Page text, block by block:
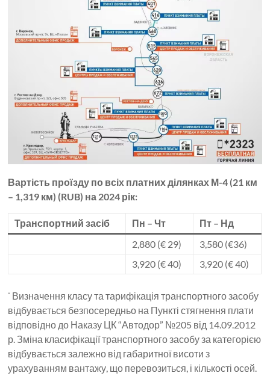
Вартість проїзду по всіх платних ділянках М-4 (21 км
– 1,319 км) (RUB) на 2024 рік:
Транспортний засіб Пн – Чт
Пт – Нд
2,880 (€ 29)
3,580 (€36)
3,920 (€ 40)
3,920 (€ 40)
* Визначення класу та тарифікація транспортного засобу
відбувається безпосередньо на Пункті стягнення плати
відповідно до Наказу ЦК “Автодор” №205 від 14.09.2012
р. Зміна класифікації транспортного засобу за категорією
відбувається залежно від габаритної висоти з
урахуванням вантажу, що перевозиться, і кількості осей.